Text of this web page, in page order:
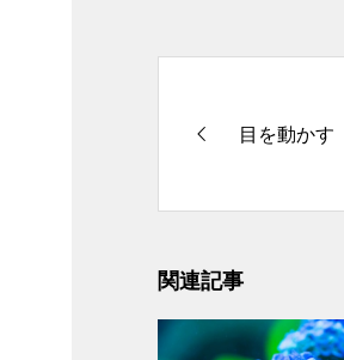
目を動かす
関連記事